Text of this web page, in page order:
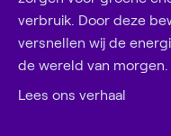
verbruik. Door deze
versnellen wij de
de wereld van morgen.
Lees ons verhaal